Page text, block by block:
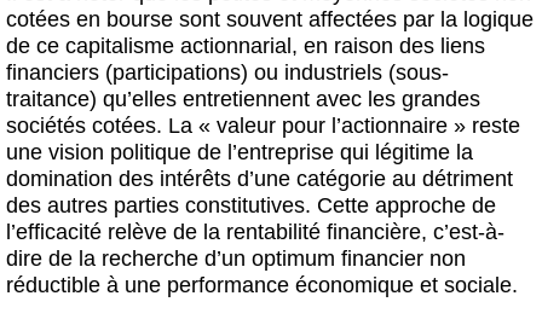
cotées en bourse sont souvent affectées par la logique
de ce capitalisme actionnarial, en raison des liens
financiers (participations) ou industriels (sous-
traitance) qu’elles entretiennent avec les grandes
sociétés cotées. La « valeur pour l’actionnaire » reste
une vision politique de l’entreprise qui légitime la
domination des intérêts d’une catégorie au détriment
des autres parties constitutives. Cette approche de
l’efficacité relève de la rentabilité financière, c’est-à-
dire de la recherche d’un optimum financier non
réductible à une performance économique et sociale.